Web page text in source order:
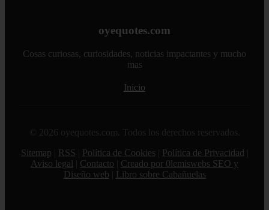
oyequotes.com
Cosas curiosas, curiosidades, noticias impactantes y mucho
mas
Inicio
© 2026 oyequotes.com. Todos los derechos reservados.
Sitemap
RSS Política de Cookies Política de Privacidad
Aviso legal
Contacto
Creado por 0lemiswebs SEO y
Diseño web
Libro sobre Cabañuelas